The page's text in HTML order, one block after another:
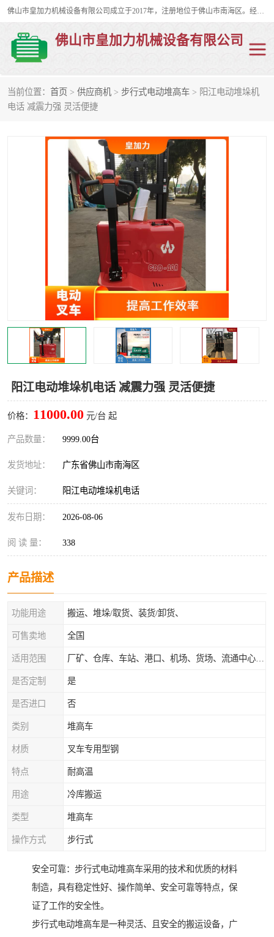
佛山市皇加力机械设备有限公司成立于2017年，注册地位于佛山市南海区。经营范围包括：其他机械设备及电子产品批发、电气设备批发、贸易代理、五金产品批发等；主要产品有：移动式登车桥、叉车装卸货平台、移动式升降机、升降货梯、油桶夹具、电动堆高车。
佛山市皇加力机械设备有限公司
当前位置： 首页 > 供应商机 > 步行式电动堆高车 > 阳江电动堆垛机
电话 减震力强 灵活便捷
阳江电动堆垛机电话 减震力强 灵活便捷
价格： 11000.00 元/台 起
产品数量： 9999.00台
发货地址： 广东省佛山市南海区
关键词： 阳江电动堆垛机电话
发布日期： 2026-08-06
阅 读 量： 338
产品描述
功能用途 搬运、堆垛/取货、装货/卸货、
可售卖地 全国
适用范围
是否定制 是
是否进口 否
类别 堆高车
材质 叉车专用型钢
特点 耐高温
用途 冷库搬运
类型 堆高车
操作方式 步行式
安全可靠：步行式电动堆高车采用的技术和优质的材料
制造，具有稳定性好、操作简单、安全可靠等特点，保
证了工作的安全性。
步行式电动堆高车是一种灵活、且安全的搬运设备，广
移动式登车桥
步行式电动堆高车 移动登车台
叉车装卸货平台 电动搬运车
移动式升降平台 升降货梯
油桶夹具